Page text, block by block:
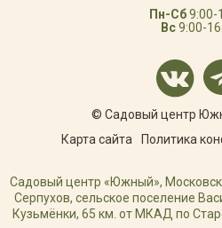
Пн-Сб9:00-
Вс9:00-
© Садовый центр
Карта сайта
Политика
Садовый центр «Южный»,
Серпухов, сельское поселение
Кузьмёнки, 65 км. от МКАД по